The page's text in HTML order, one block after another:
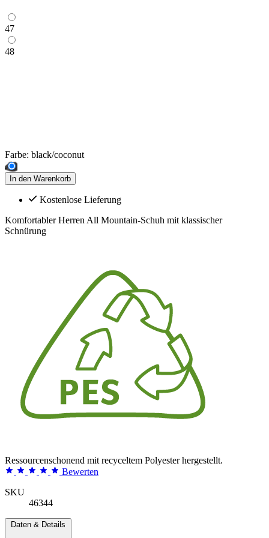
47
48
Farbe: black/coconut
In den Warenkorb
Kostenlose Lieferung
Komfortabler Herren All Mountain-Schuh mit klassischer
Schnürung
Ressourcenschonend mit recyceltem Polyester hergestellt.
Bewerten
SKU
46344
Daten & Details